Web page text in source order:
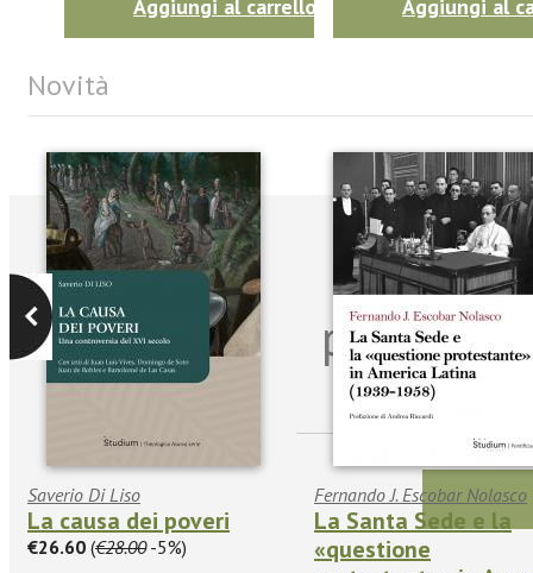
Aggiungi al carrello Aggiungi al
Novità
Saverio Di Liso
La causa dei poveri
€26.60 (€28.00-5%)
Fernando J. Escobar Nolasco
La Santa Sede e la
«questione
Iscriviti
per
sulle